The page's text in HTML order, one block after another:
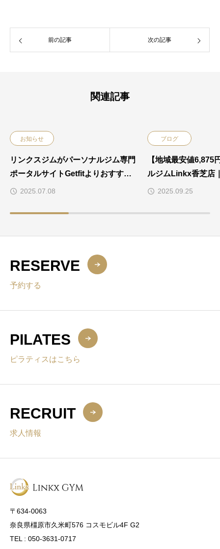
前の記事 次の記事
関連記事
お知らせ
リンクスジムがパーソナルジム専門
ポータルサイトGetfitよりおすすめ
ジムとしてご紹介されました
2025.07.08
ブログ
【地域最安値6,875
ルジムLinkx香芝店
とピラティスができ
2025.09.25
RESERVE
予約する
PILATES
ピラティスはこちら
RECRUIT
求人情報
〒634-0063
奈良県橿原市久米町576 コスモビル4F G2
TEL : 050-3631-0717